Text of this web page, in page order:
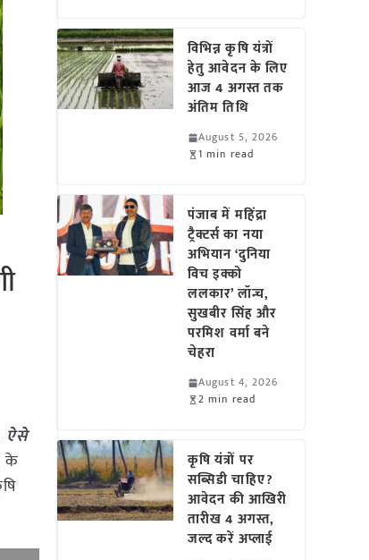
ऐसे
के
विभिन्न कृषि यंत्रों
हेतु आवेदन के लिए
आज 4 अगस्त तक
अंतिम तिथि
August 5, 2026
1 min read
पंजाब में महिंद्रा
ट्रैक्टर्स का नया
अभियान ‘दुनिया
विच इक्को
ललकार’ लॉन्च,
सुखबीर सिंह और
परमिश वर्मा बने
चेहरा
August 4, 2026
2 min read
कृषि यंत्रों पर
सब्सिडी चाहिए?
आवेदन की आखिरी
तारीख 4 अगस्त,
जल्द करें अप्लाई